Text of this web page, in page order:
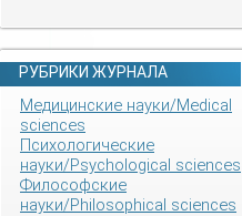
РУБРИКИ ЖУРНАЛА
Медицинские науки/Medical
sciences
Психологические
науки/Psychological sciences
Философские
науки/Philosophical sciences